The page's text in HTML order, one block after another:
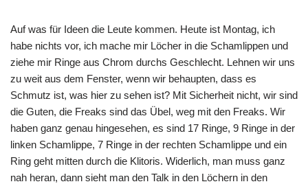
Auf was für Ideen die Leute kommen. Heute ist Montag, ich
habe nichts vor, ich mache mir Löcher in die Schamlippen und
ziehe mir Ringe aus Chrom durchs Geschlecht. Lehnen wir uns
zu weit aus dem Fenster, wenn wir behaupten, dass es
Schmutz ist, was hier zu sehen ist? Mit Sicherheit nicht, wir sind
die Guten, die Freaks sind das Übel, weg mit den Freaks. Wir
haben ganz genau hingesehen, es sind 17 Ringe, 9 Ringe in der
linken Schamlippe, 7 Ringe in der rechten Schamlippe und ein
Ring geht mitten durch die Klitoris. Widerlich, man muss ganz
nah heran, dann sieht man den Talk in den Löchern in den